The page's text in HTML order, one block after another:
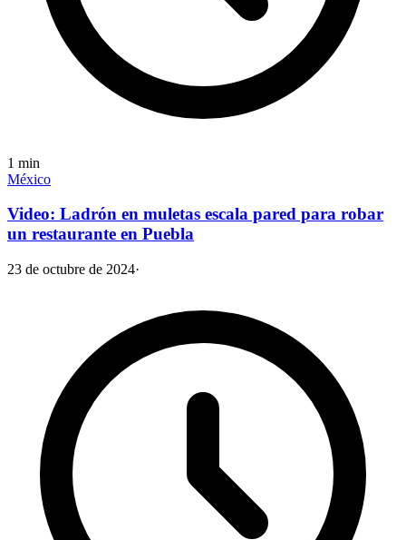
1 min
México
Video: Ladrón en muletas escala pared para robar
un restaurante en Puebla
23 de octubre de 2024·